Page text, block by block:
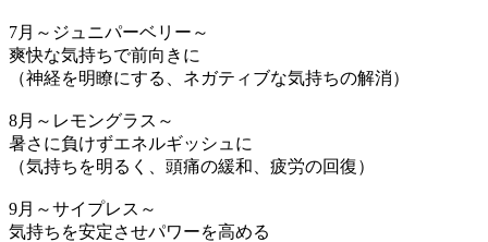
7月～ジュニパーベリー～
爽快な気持ちで前向きに
（神経を明瞭にする、ネガティブな気持ちの解消）
8月～レモングラス～
暑さに負けずエネルギッシュに
（気持ちを明るく、頭痛の緩和、疲労の回復）
9月～サイプレス～
気持ちを安定させパワーを高める